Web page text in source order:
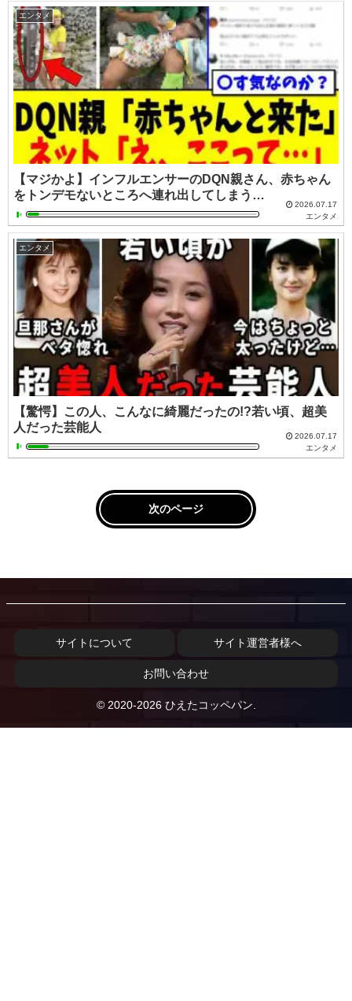
エンタメ
【マジかよ】インフルエンサーのDQN親さん、赤ちゃん
をトンデモないところへ連れ出してしまう…
2026.07.17
エンタメ
エンタメ
【驚愕】この人、こんなに綺麗だったの!?若い頃、超美
人だった芸能人
2026.07.17
エンタメ
次のページ
サイトについて サイト運営者様へ
お問い合わせ
© 2020-2026 ひえたコッペパン.